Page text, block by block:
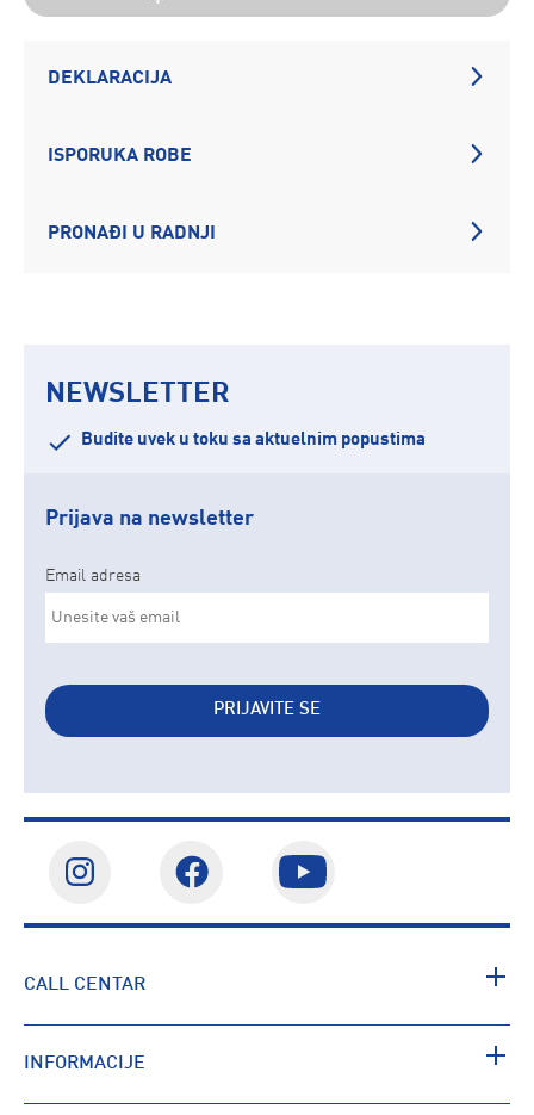
DEKLARACIJA
ISPORUKA ROBE
PRONAĐI U RADNJI
NEWSLETTER
Budite uvek u toku sa aktuelnim popustima
Prijava na newsletter
Email adresa
PRIJAVITE SE
CALL CENTAR
INFORMACIJE